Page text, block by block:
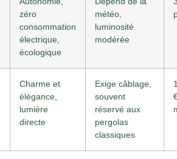
zéro
consommation
électrique,
écologique
météo,
luminosité
modérée
Charme et
élégance,
lumière
directe
Exige câblage,
souvent
réservé aux
pergolas
classiques